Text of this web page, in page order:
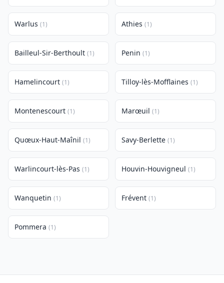
Warlus (1) Athies (1)
Bailleul-Sir-Berthoult (1) Penin (1)
Hamelincourt (1) Tilloy-lès-Mofflaines (1)
Montenescourt (1) Marœuil (1)
Quœux-Haut-Maînil (1) Savy-Berlette (1)
Warlincourt-lès-Pas (1) Houvin-Houvigneul (1)
Wanquetin (1) Frévent (1)
Pommera (1)